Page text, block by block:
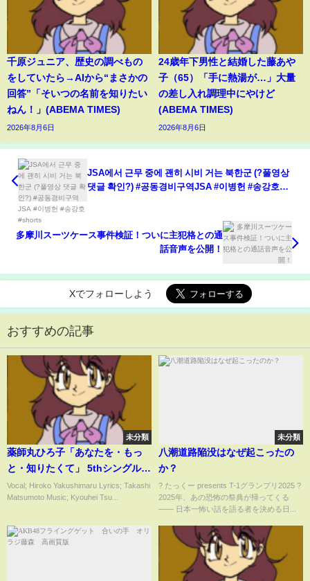
千原ジュニア、歴史の調べもの
をしていたら→AIから“まさかの
回答”「そいつの名前を知りたい
ねん！」(ABEMA TIMES)
2026年8月6日
24歳年下男性と結婚した藤あや
子（65）「手に熱湯が…」大量
の差し入れ調理中にやけど
(ABEMA TIMES)
2026年8月6日
JSA에서 근무 중에 괜히 시비 거는 북한군 (?풀영상
댓글 확인?) #공동경비구역JSA #이병헌 #송강호
多摩川スーツケース事件検証！ついに主犯格との通
話音声を公開！
Xでフォローしよう
おすすめの記事
未分類
薬師丸ひろ子「あなたを・もっ
と・知りたくて」 5thシングル,
1985年7月 [HD 1080p]
Vocal; Hiroko Yakushimaru Lyrics; Takashi
Matsumoto Music; Kyouhei Tsu...
未分類
八潮道路陥没はなぜ起こったの
か？
?️ たっくー presents T-1グランプリ2025 ?️
2025年、あの恐怖の祭典が帰ってくる
―― 日本一怖い話を語る者を決める日...